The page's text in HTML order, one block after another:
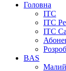
Головна
ІТС
ІТС
ІТС
BAS
Малий